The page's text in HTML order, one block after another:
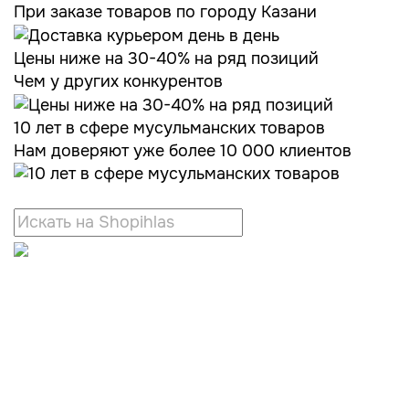
При заказе товаров по городу Казани
Цены ниже на 30-40% на ряд позиций
Чем у других конкурентов
10 лет в сфере мусульманских товаров
Нам доверяют уже более 10 000 клиентов